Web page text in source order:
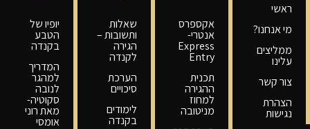
ראשי
מי אנחנו?
ממליצים
עלינו
צור קשר
הצהרת
נגישות
אקספרס
אנטרי-
Express
Entry
תכנית
ההגירה
למחוז
מניטובה
שאלות
ותשובות –
הגירה
לקנדה
הערכת
סיכויים
לימודים
בקנדה
יופיו של
הטבע
בקנדה
המדריך
למהגר
לנובה
סקוטיה-
מאת רוני
אומסי